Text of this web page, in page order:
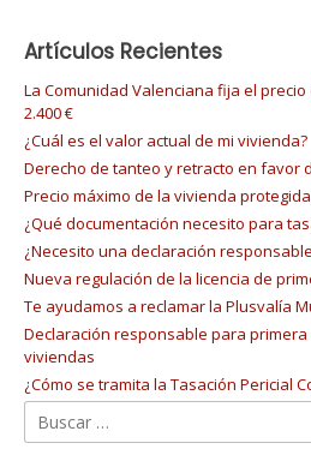
Artículos Recientes
La Comunidad Valenciana fija el
2.400 €
¿Cuál es el valor actual de mi vivienda?
Derecho de tanteo y retracto en favor
Precio máximo de la vivienda protegida
¿Qué documentación necesito para
¿Necesito una declaración
Nueva regulación de la licencia de
Te ayudamos a reclamar la Plusvalía
Declaración responsable para
viviendas
¿Cómo se tramita la Tasación Pericial
Buscar: